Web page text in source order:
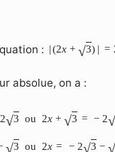
: |(2x + √3) | =
absolue, on a :
2√3 ou 2x + √3 = − 2√
√3 ou 2x = − 2√3 − √